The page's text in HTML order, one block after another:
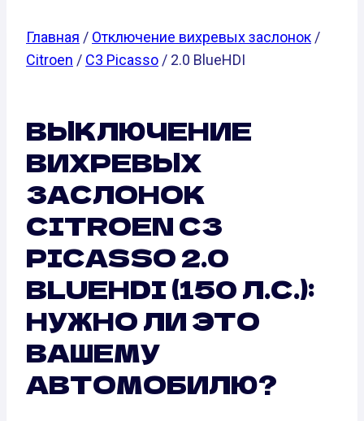
Главная / Отключение вихревых заслонок /
Citroen / C3 Picasso / 2.0 BlueHDI
ВЫКЛЮЧЕНИЕ
ВИХРЕВЫХ
ЗАСЛОНОК
CITROEN C3
PICASSO 2.0
BLUEHDI (150 Л.С.):
НУЖНО ЛИ ЭТО
ВАШЕМУ
АВТОМОБИЛЮ?